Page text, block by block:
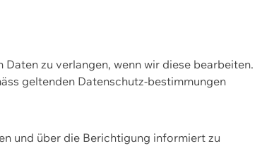
zu verlangen, wenn wir diese bearbeiten.
geltenden Datenschutz-bestimmungen
und über die Berichtigung informiert zu